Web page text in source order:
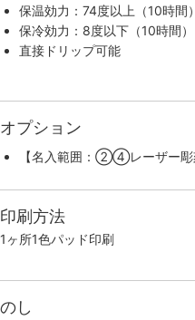
保温効力：74度以上（10時間）
保冷効力：8度以下（10時間）
直接ドリップ可能
オプション
【名入範囲：②④レーザー彫
印刷方法
1ヶ所1色パッド印刷
のし